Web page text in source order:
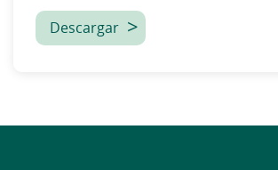
Descargar